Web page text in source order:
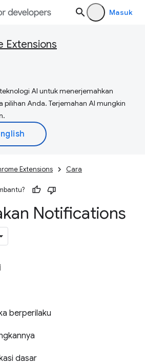
Masuk
Extensions
AI untuk menerjemahkan
pilihan Anda. Terjemahan AI mungkin
Extensions Cara
Notifications
berperilaku
dasar